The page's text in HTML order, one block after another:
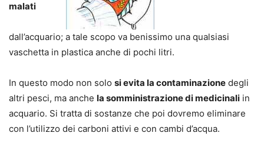
malati
dall’acquario; a tale scopo va benissimo una qualsiasi
vaschetta in plastica anche di pochi litri.
In questo modo non solo si evita la contaminazione degli
altri pesci, ma anche la somministrazione di medicinali in
acquario. Si tratta di sostanze che poi dovremo eliminare
con l’utilizzo dei carboni attivi e con cambi d’acqua.